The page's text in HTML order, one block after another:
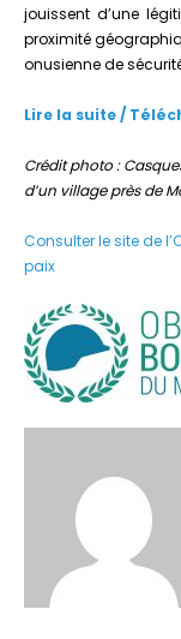
jouissent d’une
proximité
onusienne de
Lire la suite /
Crédit photo :
d’un village près de
Consulter le site de
paix